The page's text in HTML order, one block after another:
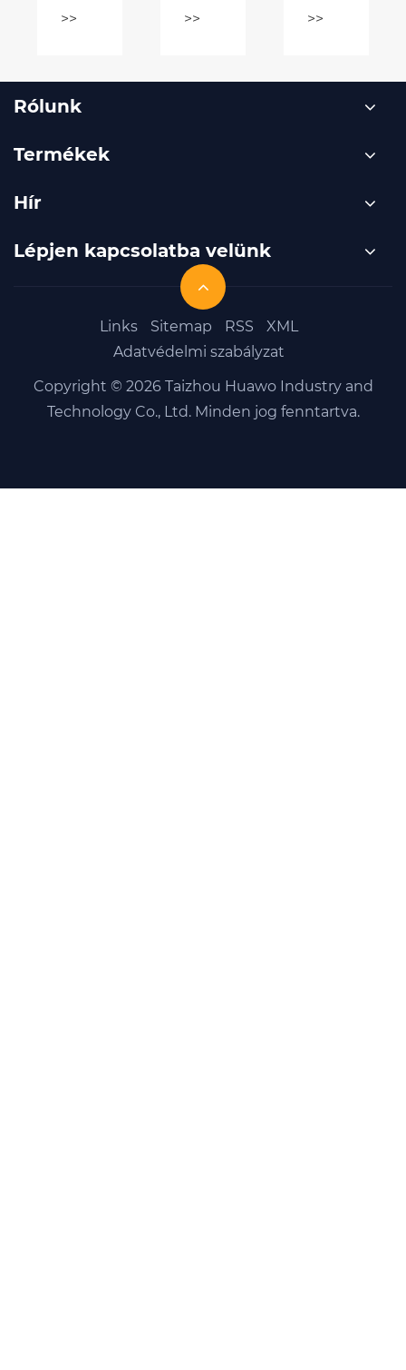
fémgyártást?
a>>
Rólunk
Termékek
Hír
Lépjen kapcsolatba velünk
Links Sitemap RSS
XML
Adatvédelmi szabályzat
Copyright © 2026 Taizhou Huawo Industry and
Technology Co., Ltd. Minden jog fenntartva.